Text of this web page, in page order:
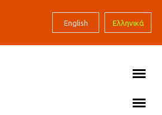
English Ελληνικά